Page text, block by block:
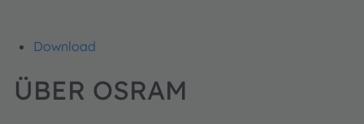
Download
ÜBER OSRAM